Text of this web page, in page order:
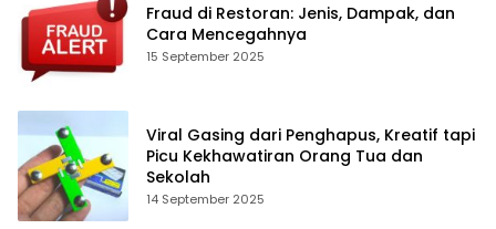
Fraud di Restoran: Jenis, Dampak, dan
Cara Mencegahnya
15 September 2025
Viral Gasing dari Penghapus, Kreatif tapi
Picu Kekhawatiran Orang Tua dan
Sekolah
14 September 2025